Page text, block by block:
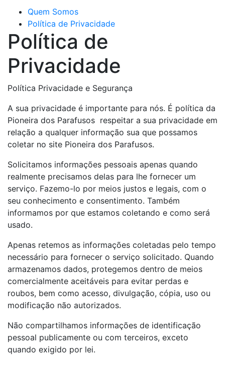
Quem Somos
Política de Privacidade
Política de
Privacidade
Política Privacidade e Segurança
A sua privacidade é importante para nós. É política da
Pioneira dos Parafusos respeitar a sua privacidade em
relação a qualquer informação sua que possamos
coletar no site Pioneira dos Parafusos.
Solicitamos informações pessoais apenas quando
realmente precisamos delas para lhe fornecer um
serviço. Fazemo-lo por meios justos e legais, com o
seu conhecimento e consentimento. Também
informamos por que estamos coletando e como será
usado.
Apenas retemos as informações coletadas pelo tempo
necessário para fornecer o serviço solicitado. Quando
armazenamos dados, protegemos dentro de meios
comercialmente aceitáveis ​​para evitar perdas e
roubos, bem como acesso, divulgação, cópia, uso ou
modificação não autorizados.
Não compartilhamos informações de identificação
pessoal publicamente ou com terceiros, exceto
quando exigido por lei.